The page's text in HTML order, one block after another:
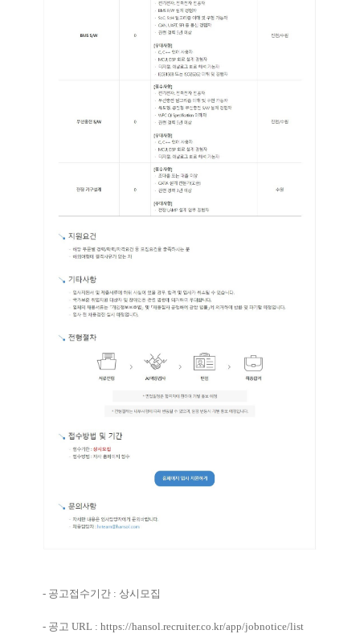
- 공고접수기간 : 상시모집
- 공고 URL : https://hansol.recruiter.co.kr/app/jobnotice/list